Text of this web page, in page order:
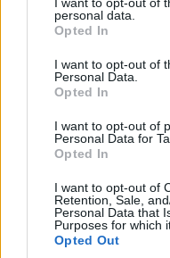
grant or deny consent
use your data for below
consent section.
personal data.
Opted In
I want to opt-out of
Personal Data.
Opted In
I want to opt-out of
Personal Data for
Opted In
I want to opt-out of
Retention, Sale,
Personal Data that
Purposes for which
Opted Out
A díjat a svéd király
Itthon egész napos